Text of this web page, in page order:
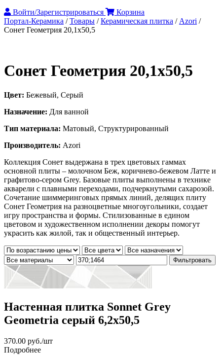
Войти/Зарегистрироваться
Корзина
Портал-Керамика /Товары /Керамическая плитка / Аzori /
Сонет Геометрия 20,1х50,5
Сонет Геометрия 20,1х50,5
Цвет: Бежевый, Серый
Назначение: Для ванной
Тип материала: Матовый, Структурированный
Производитель: Azori
Коллекция Сонет выдержана в трех цветовых гаммах
основной плиты – молочном Беж, коричнево-бежевом Латте и
графитово-сером Grey. Базовые плиты выполнены в технике
акварели с плавными переходами, подчеркнутыми сахарозой.
Сочетание шиммеринговых прямых линий, делящих плиту
Сонет Геометрия на разноцветные многоугольники, создает
игру пространства и формы. Стилизованные в едином
цветовом и художественном исполнении декоры помогут
украсить как жилой, так и общественный интерьер.
Фильтровать
Настенная плитка Sonnet Grey
Geometria серый 6,2х50,5
370.00 руб./шт
Подробнее